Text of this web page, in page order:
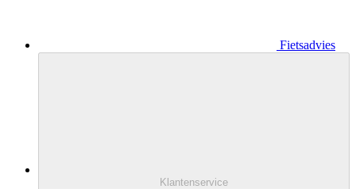
Fietsadvies
Klantenservice